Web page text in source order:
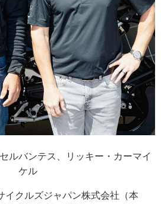
ルバンテス、リッキー・カーマイ
ケル
イクルズジャパン株式会社（本